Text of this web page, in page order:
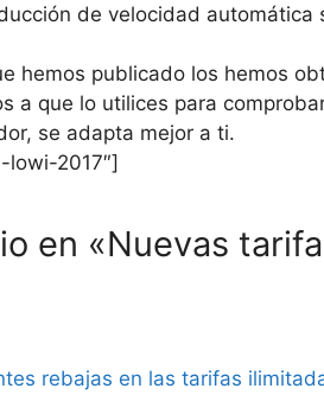
de velocidad automática
hemos publicado los hemos
a que lo utilices para
se adapta mejor a ti.
2017″]
en «Nuevas
rebajas en las tarifas